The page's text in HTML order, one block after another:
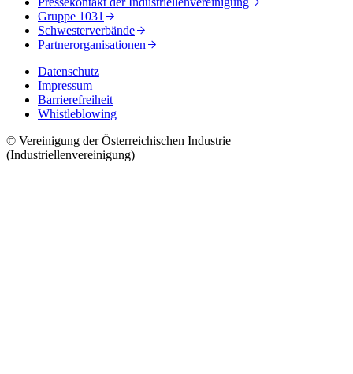
Gruppe 1031
Schwesterverbände
Partnerorganisationen
Datenschutz
Impressum
Barrierefreiheit
Whistleblowing
© Vereinigung der Österreichischen Industrie
(Industriellenvereinigung)